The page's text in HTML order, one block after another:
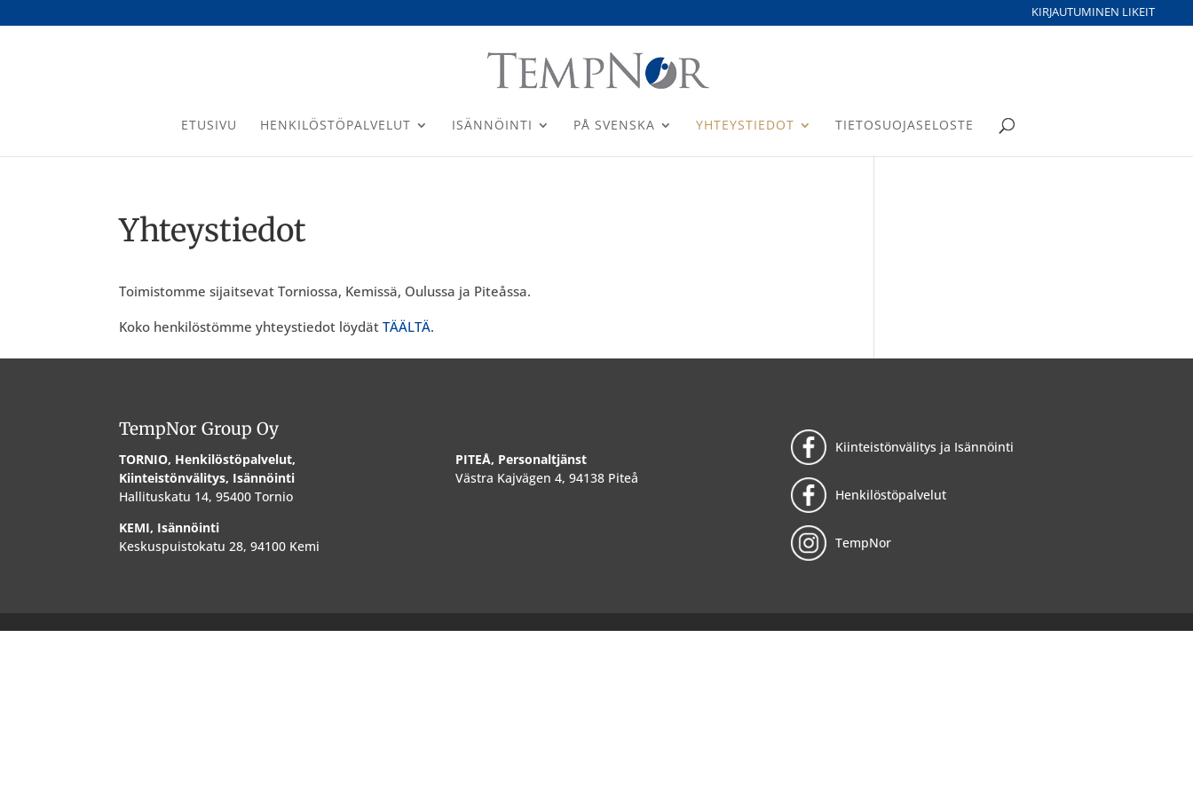
KIRJAUTUMINEN LIKEIT
ETUSIVU HENKILÖSTÖPALVELUT ISÄNNÖINTI PÅ SVENSKA YHTEYSTIEDOT TIETOSUOJASELOSTE
Yhteystiedot
Toimistomme sijaitsevat Torniossa, Kemissä, Oulussa ja Piteåssa.
Koko henkilöstömme yhteystiedot löydätTÄÄLTÄ.
TempNor Group Oy
TORNIO, Henkilöstöpalvelut,
Kiinteistönvälitys, Isännöinti
Hallituskatu 14, 95400 Tornio
KEMI, Isännöinti
Keskuspuistokatu 28, 94100 Kemi
PITEÅ, Personaltjänst
Västra Kajvägen 4, 94138 Piteå
Kiinteistönvälitys ja Isännöinti
Henkilöstöpalvelut
TempNor